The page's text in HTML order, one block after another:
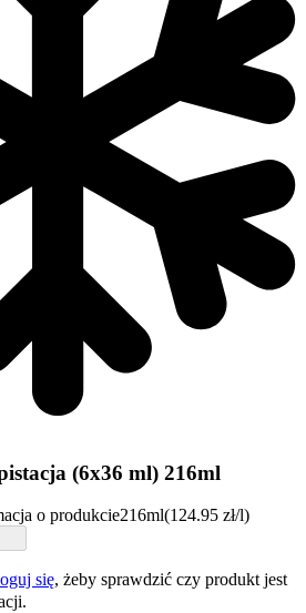
(6x36 ml) 216ml
o produkcie216ml(124.95 zł/l)
się, żeby sprawdzić czy produkt jest